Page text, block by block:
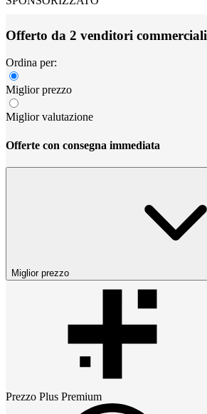
Offerto da 2 venditori commerciali
Ordina per:
Miglior prezzo
Miglior valutazione
Offerte con consegna immediata
Miglior prezzo
Prezzo Plus Premium